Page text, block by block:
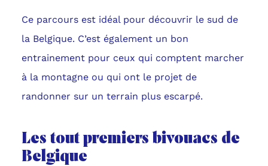
Ce parcours est idéal pour découvrir le sud de
la Belgique. C’est également un bon
entrainement pour ceux qui comptent marcher
à la montagne ou qui ont le projet de
randonner sur un terrain plus escarpé.
Les tout premiers bivouacs de
Belgique